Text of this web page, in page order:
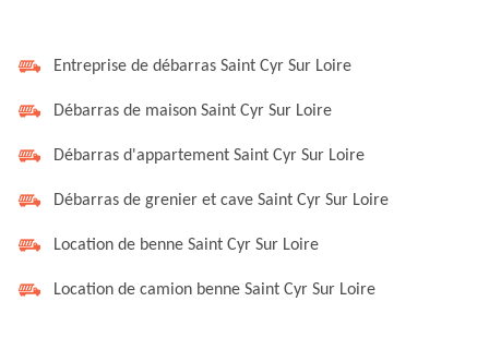
Entreprise de débarras Saint Cyr Sur Loire
Débarras de maison Saint Cyr Sur Loire
Débarras d'appartement Saint Cyr Sur Loire
Débarras de grenier et cave Saint Cyr Sur Loire
Location de benne Saint Cyr Sur Loire
Location de camion benne Saint Cyr Sur Loire